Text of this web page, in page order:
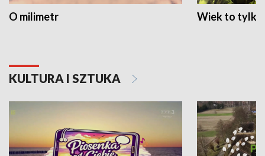
O milimetr Wiek to tylko
KULTURA I SZTUKA